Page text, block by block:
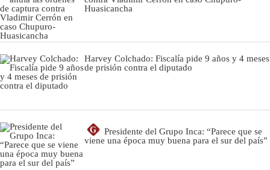
Huasicancha
Harvey Colchado: Fiscalía pide 9 años y 4 meses
de prisión contra el diputado
G
Presidente del Grupo Inca: “Parece que se
viene una época muy buena para el sur del país”